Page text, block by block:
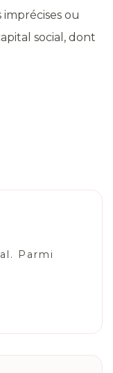
ou
social, dont
Parmi